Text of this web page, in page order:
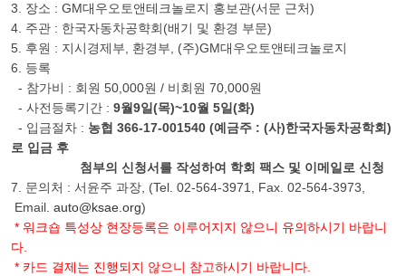
3. 장소 : GM대우오토앤테크놀로지 홍보관(서문 근처)
4. 주관 : 한국자동차공햑회(배기 및 환경 부문)
5. 후원 : 지시경제부, 환경부, (주)GM대우오토앤테크놀로지
6. 등록
- 참가비 : 회원 50,000원 / 비회원 70,000원
- 사전등록기간 : 9월9일(목)~10월 5일(화)
- 입금절차 : 농협 366-17-001540 (예금주 : (사)한국자동차공학회)
로 입금 후
첨부의 신청서를 작성하여 학회 팩스 및 이메일로 신청
7. 문의처 : 서윤주 과장, (Tel. 02-564-3971, Fax. 02-564-3973,
Email. auto@ksae.org)
* 워크숍 특성상 현장등록은 이루어지지 않으니 유의하시기 바랍니
다.
* 카드 결제는 진행되지 않으니 참고하시기 바랍니다.